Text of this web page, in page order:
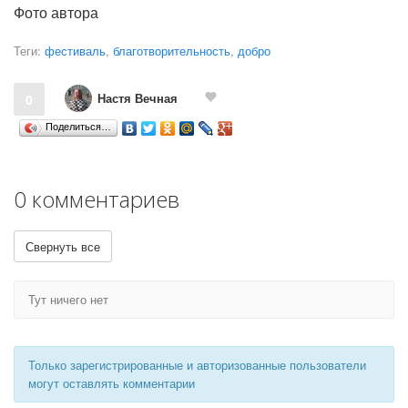
Фото автора
Теги: фестиваль, благотворительность, добро
0 Настя Вечная
Поделиться…
0 комментариев
Свернуть все
Тут ничего нет
Только зарегистрированные и авторизованные пользователи
могут оставлять комментарии